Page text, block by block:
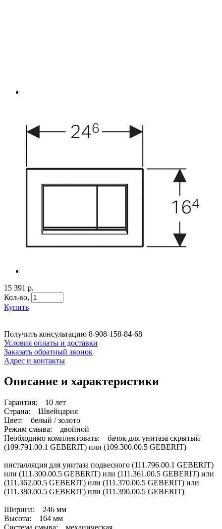
15 391 р.
Кол-во,
Купить
Получить консультацию 8-908-158-84-68
Условия оплаты и доставки
Заказать обратный звонок
Адрес и контакты
Описание и характеристики
Гарантия: 10 лет
Страна: Швейцария
Цвет: белый / золото
Режим смыва: двойной
Необходимо комплектовать: бачок для унитаза скрытый
(109.791.00.1 GEBERIT) или (109.300.00.5 GEBERIT)
инсталляция для унитаза подвесного (111.796.00.1 GEBERIT)
или (111.300.00.5 GEBERIT) или (111.361.00.5 GEBERIT) или
(111.362.00.5 GEBERIT) или (111.370.00.5 GEBERIT) или
(111.380.00.5 GEBERIT) или (111.390.00.5 GEBERIT)
Ширина: 246 мм
Высота: 164 мм